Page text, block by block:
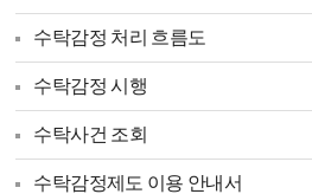
수탁감정 처리 흐름도
수탁감정 시행
수탁사건 조회
수탁감정제도 이용 안내서